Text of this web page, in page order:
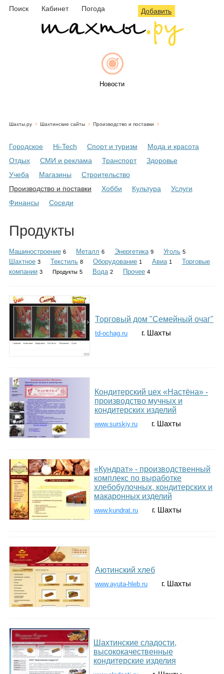
Поиск Кабинет Погода Добавить
Новости
Объявления
Инфо
Гороскоп
Шахты.ру Шахтинские сайты Производство и поставки
Городское Hi-Tech Спорт и туризм
Мода и красота
Отдых
СМИ и реклама Транспорт
Здоровье
Учеба
Магазины
Строительство
Производство и поставки
Хобби Культура
Услуги
Финансы
Соседи
Продукты
Машиностроение 6 Металл 6 Энергетика 9 Уголь 5
Шахтное 3 Текстиль 8 Оборудование 1 Авиа 1
Торговые
компании 3 Продукты 5 Вода 2 Прочее 4
Торговый дом "Семейный очаг"
td-ochag.ru г. Шахты
Кондитерский цех «Настёна» -
производство мучных и
кондитерских изделий
www.surskiy.ru г. Шахты
«Кундрат» - производственный
комплекс по выработке
хлебобулочных, кондитерских и
макаронных изделий
www.kundrat.ru г. Шахты
Аютинский хлеб
www.ayuta-hleb.ru г. Шахты
Шахтинские сладости,
высококачественные
кондитерские изделия